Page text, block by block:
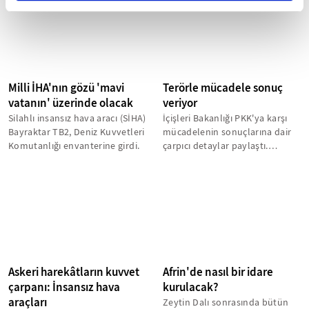
Milli İHA'nın gözü 'mavi
vatanın' üzerinde olacak
Silahlı insansız hava aracı (SİHA)
Bayraktar TB2, Deniz Kuvvetleri
Komutanlığı envanterine girdi.
Terörle mücadele sonuç
veriyor
İçişleri Bakanlığı PKK'ya karşı
mücadelenin sonuçlarına dair
çarpıcı detaylar paylaştı.
Askeri harekâtların kuvvet
çarpanı: İnsansız hava
araçları
Afrin'de nasıl bir idare
kurulacak?
Zeytin Dalı sonrasında bütün